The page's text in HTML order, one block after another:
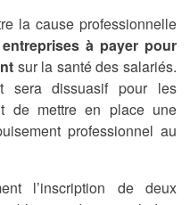
la cause professionnelle
à payer pour
sur la santé des salariés.
dissuasif pour les
de mettre en place une
professionnel au
l’inscription de deux